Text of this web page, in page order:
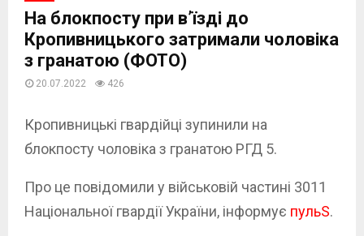
На блокпосту при в’їзді до
Кропивницького затримали чоловіка
з гранатою (ФОТО)
20.07.2022 426
Кропивницькі гвардійці зупинили на
блокпосту чоловіка з гранатою РГД 5.
Про це повідомили у військовій частині 3011
Національної гвардії України, інформує пульS.